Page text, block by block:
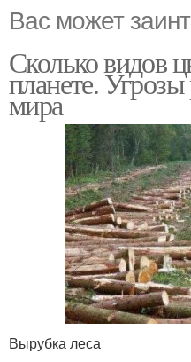
Вас может
Сколько видов
планете. Угрозы
мира
Вырубка леса